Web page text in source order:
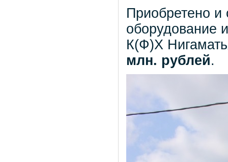
Приобретено
оборудование
К(Ф)Х
млн. рублей.